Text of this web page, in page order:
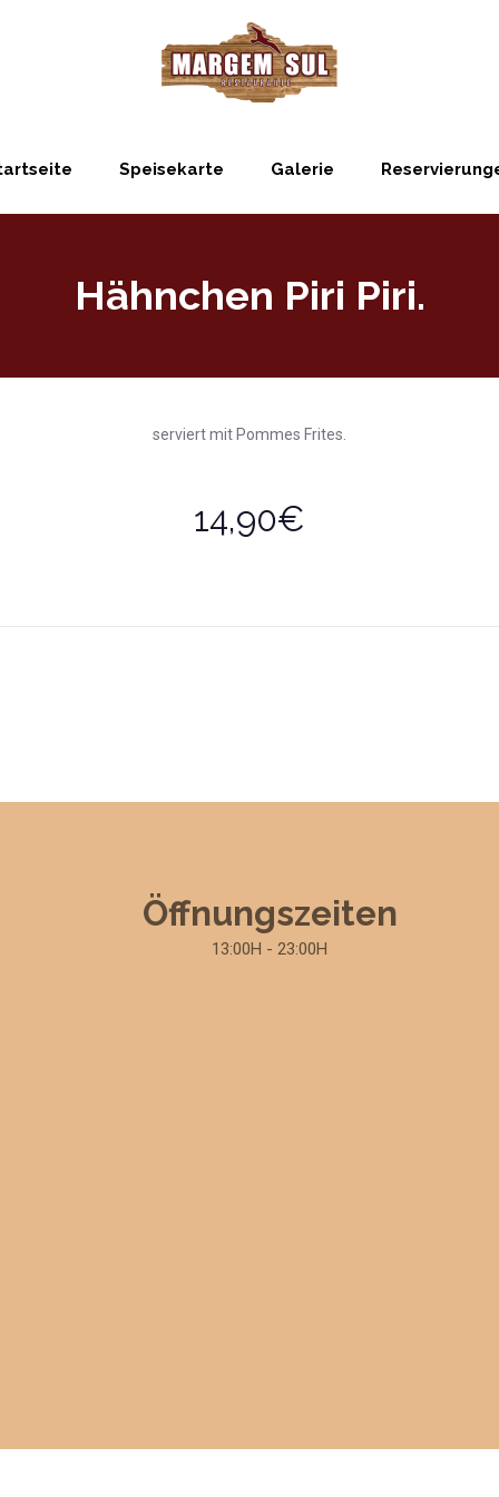
Speisekarte Galerie
Hähnchen Piri Piri.
serviert mit Pommes Frites.
14,90€
Öffnungszeiten
13:00H - 23:00H